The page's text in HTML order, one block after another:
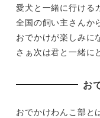
愛犬と一緒に行ける
全国の飼い主さんか
おでかけが楽しみに
さぁ次は君と一緒に
お
おでかけわんこ部と